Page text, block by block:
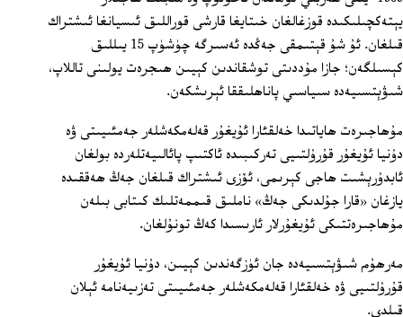
يېتەكچىلىكىدە قوزغالغان خىتايغا قارشى قوراللىق ئىسيانغا ئىشتراك
قىلغان. ئۇ شۇ قېتىمقى جەڭدە ئەسىرگە چۈشۈپ 15 يىللىق
كېسىلگەن؛ جازا مۇددىتى توشقاندىن كېيىن ھىجرەت يولىنى تاللاپ،
شىۋېتسىيەدە سىياسىي پاناھلىققا ئېرىشكەن.
مۇھاجىرەت ھاياتىدا خەلقئارا ئۇيغۇر قەلەمكەشلەر جەمئىيىتى ۋە
دۇنيا ئۇيغۇر قۇرۇلتىيى تەركىبىدە ئاكتىپ پائالىيەتلەردە بولغان
ئابدۇرېشىت ھاجى كېرىمى، ئۆزى ئىشتراك قىلغان جەڭ ھەققىدە
يازغان «قارا جۇلدىكى جەڭ» ناملىق قىممەتلىك كىتابى بىلەن
مۇھاجىرەتتىكى ئۇيغۇرلار ئارىسىدا كەڭ تونۇلغان.
مەرھۇم شىۋېتسىيەدە جان ئۈزگەندىن كېيىن، دۇنيا ئۇيغۇر
قۇرۇلتىيى ۋە خەلقئارا قەلەمكەشلەر جەمئىيىتى تەزىيەنامە ئېلان
قىلدى.